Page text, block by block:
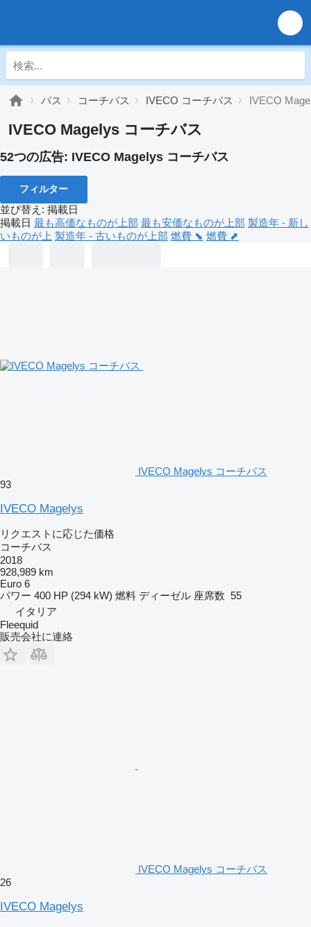
バス コーチバス IVECO コーチバス IVECO
IVECO Magelys コーチバス
52つの広告: IVECO Magelys コーチバス
フィルター
並び替え : 掲載日
掲載日 最も高価なものが上部 最も安価なものが上部 製造年 - 新し
いものが上 製造年 - 古いものが上部 燃費 ⬊ 燃費 ⬈
IVECO Magelys コーチバス
93
IVECO Magelys
リクエストに応じた価格
コーチバス
2018
928,989 km
Euro 6
パワー 400 HP (294 kW) 燃料 ディーゼル 座席数 55
イタリア
Fleequid
販売会社に連絡
IVECO Magelys コーチバス
26
IVECO Magelys